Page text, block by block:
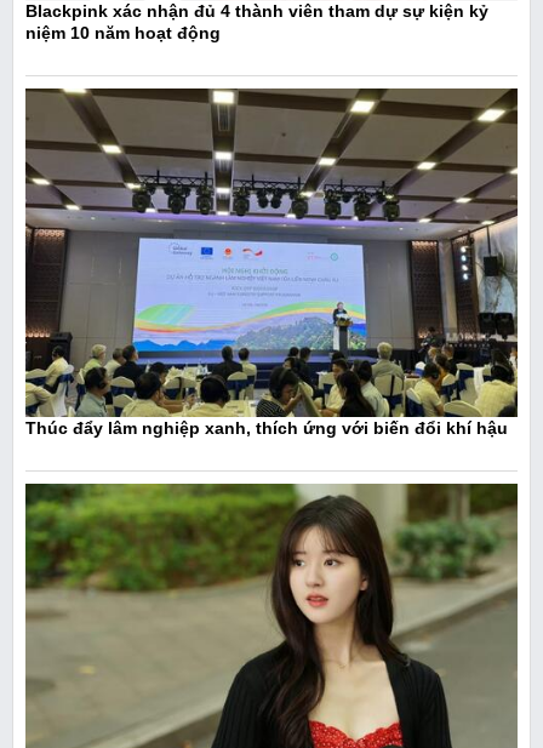
Blackpink xác nhận đủ 4 thành viên tham dự sự kiện kỷ
niệm 10 năm hoạt động
Thúc đẩy lâm nghiệp xanh, thích ứng với biến đổi khí hậu